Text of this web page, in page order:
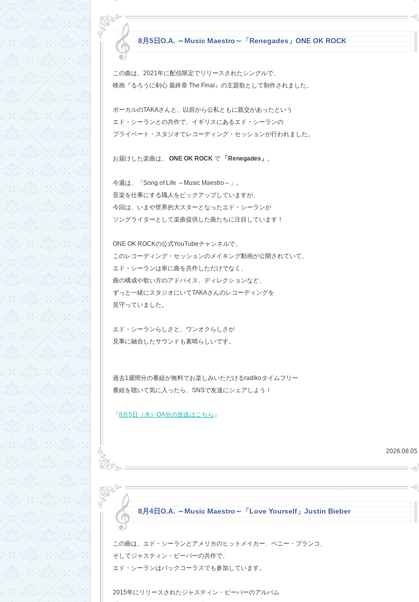
8月5日O.A. ～Music Maestro～「Renegades」ONE OK ROCK
この曲は、2021年に配信限定でリリースされたシングルで、
映画『るろうに剣心 最終章 The Final』の主題歌として制作されました。
ボーカルのTAKAさんと、以前から公私ともに親交があったという
エド・シーランとの共作で、イギリスにあるエド・シーランの
プライベート・スタジオでレコーディング・セッションが行われました。
お届けした楽曲は、 ONE OK ROCK で 「Renegades」 。
今週は、「Song of Life ～Music Maestro～」。
音楽を仕事にする職人をピックアップしていますが、
今回は、いまや世界的大スターとなったエド・シーランが
ソングライターとして楽曲提供した曲たちに注目しています！
ONE OK ROCKの公式YouTubeチャンネルで、
このレコーディング・セッションのメイキング動画が公開されていて、
エド・シーランは単に曲を共作しただけでなく、
曲の構成や歌い方のアドバイス、ディレクションなど、
ずっと一緒にスタジオにいてTAKAさんのレコーディングを
見守っていました。
エド・シーランらしさと、ワンオクらしさが
見事に融合したサウンドも素晴らしいです。
過去1週間分の番組が無料でお楽しみいただけるradikoタイムフリー
番組を聴いて気に入ったら、SNSで友達にシェアしよう！
「 8月5日（水）OA分の放送はこちら 」
2026.08.05
8月4日O.A. ～Music Maestro～「Love Yourself」Justin Bieber
この曲は、エド・シーランとアメリカのヒットメイカー、ベニー・ブランコ、
そしてジャスティン・ビーバーの共作で、
エド・シーランはバックコーラスでも参加しています。
2015年にリリースされたジャスティン・ビーバーのアルバム